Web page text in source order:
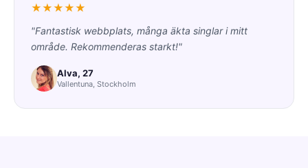
★★★★★
"Fantastisk webbplats, många äkta singlar i mitt
område. Rekommenderas starkt!"
Alva, 27
Vallentuna, Stockholm